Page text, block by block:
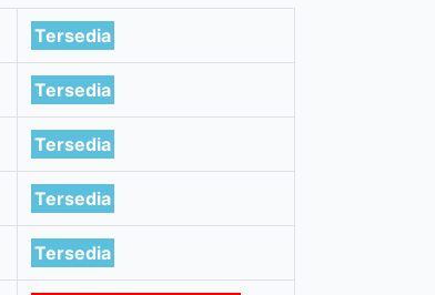
Tersedia
Tersedia
Tersedia
Tersedia
Tersedia